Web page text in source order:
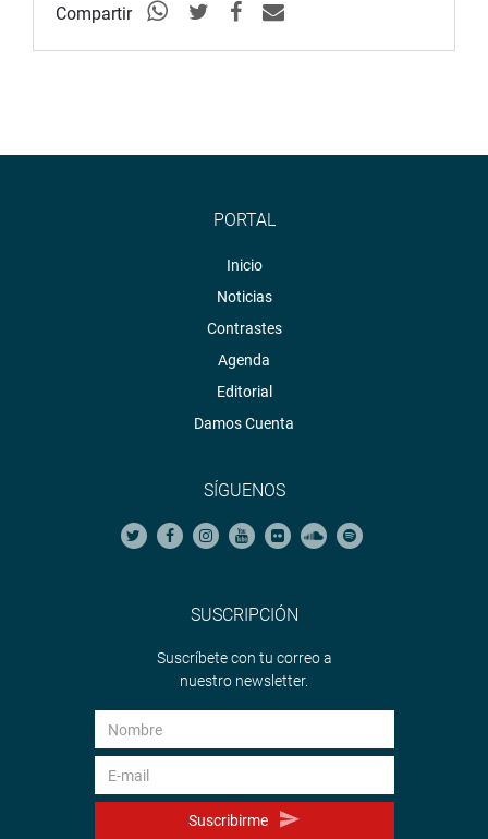
Compartir
PORTAL
Inicio
Noticias
Contrastes
Agenda
Editorial
Damos Cuenta
SÍGUENOS
SUSCRIPCIÓN
Suscríbete con tu correo a
nuestro newsletter.
Suscribirme